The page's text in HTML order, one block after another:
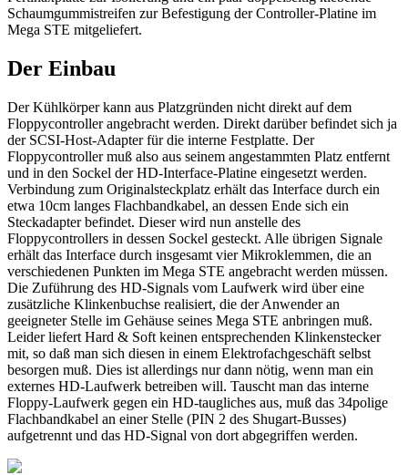
Schaumgummistreifen zur Befestigung der Controller-Platine im
Mega STE mitgeliefert.
Der Einbau
Der Kühlkörper kann aus Platzgründen nicht direkt auf dem
Floppycontroller angebracht werden. Direkt darüber befindet sich ja
der SCSI-Host-Adapter für die interne Festplatte. Der
Floppycontroller muß also aus seinem angestammten Platz entfernt
und in den Sockel der HD-Interface-Platine eingesetzt werden.
Verbindung zum Originalsteckplatz erhält das Interface durch ein
etwa 10cm langes Flachbandkabel, an dessen Ende sich ein
Steckadapter befindet. Dieser wird nun anstelle des
Floppycontrollers in dessen Sockel gesteckt. Alle übrigen Signale
erhält das Interface durch insgesamt vier Mikroklemmen, die an
verschiedenen Punkten im Mega STE angebracht werden müssen.
Die Zuführung des HD-Signals vom Laufwerk wird über eine
zusätzliche Klinkenbuchse realisiert, die der Anwender an
geeigneter Stelle im Gehäuse seines Mega STE anbringen muß.
Leider liefert Hard & Soft keinen entsprechenden Klinkenstecker
mit, so daß man sich diesen in einem Elektrofachgeschäft selbst
besorgen muß. Dies ist allerdings nur dann nötig, wenn man ein
externes HD-Laufwerk betreiben will. Tauscht man das interne
Floppy-Laufwerk gegen ein HD-taugliches aus, muß das 34polige
Flachbandkabel an einer Stelle (PIN 2 des Shugart-Busses)
aufgetrennt und das HD-Signal von dort abgegriffen werden.